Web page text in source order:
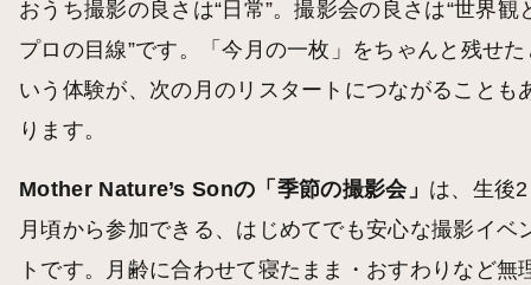
おうち撮影の良さは“日常”。撮影会の良さは“世界観
プロの目線”です。「今月の一枚」をちゃんと残せた
いう体験が、次の月のリスタートにつながることも
ります。
Mother Nature’s Sonの「季節の撮影会」 は、生後
月頃から参加できる、はじめてでも安心な撮影イベ
トです。月齢に合わせて寝たまま・おすわりなど無